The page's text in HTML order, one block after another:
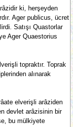
ki, herşeyden
Ager publicus, ücret
Satışı Quastorlar
Ager Quaestorius
topraktır. Toprak
alınarak
elverişli arâziden
devlet arâzisinin bir
bu mülkiyete